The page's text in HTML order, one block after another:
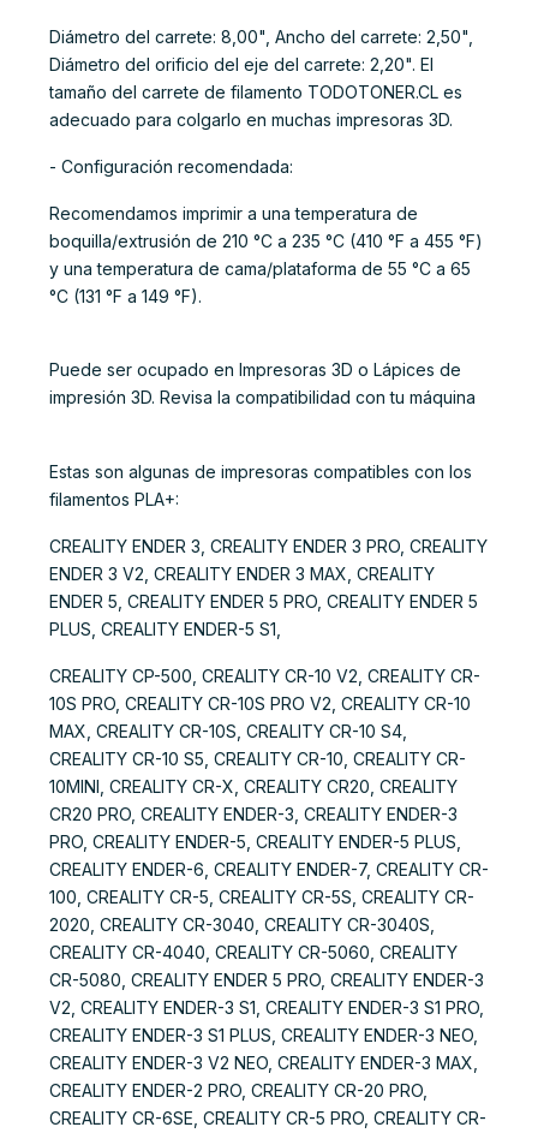
Diámetro del carrete: 8,00", Ancho del carrete: 2,50",
Diámetro del orificio del eje del carrete: 2,20". El
tamaño del carrete de filamento TODOTONER.CL es
adecuado para colgarlo en muchas impresoras 3D.
- Configuración recomendada:
Recomendamos imprimir a una temperatura de
boquilla/extrusión de 210 °C a 235 °C (410 °F a 455 °F)
y una temperatura de cama/plataforma de 55 °C a 65
°C (131 °F a 149 °F).
Puede ser ocupado en Impresoras 3D o Lápices de
impresión 3D. Revisa la compatibilidad con tu máquina
Estas son algunas de impresoras compatibles con los
filamentos PLA+:
CREALITY ENDER 3, CREALITY ENDER 3 PRO, CREALITY
ENDER 3 V2, CREALITY ENDER 3 MAX, CREALITY
ENDER 5, CREALITY ENDER 5 PRO, CREALITY ENDER 5
PLUS, CREALITY ENDER-5 S1,
CREALITY CP-500, CREALITY CR-10 V2, CREALITY CR-
10S PRO, CREALITY CR-10S PRO V2, CREALITY CR-10
MAX, CREALITY CR-10S, CREALITY CR-10 S4,
CREALITY CR-10 S5, CREALITY CR-10, CREALITY CR-
10MINI, CREALITY CR-X, CREALITY CR20, CREALITY
CR20 PRO, CREALITY ENDER-3, CREALITY ENDER-3
PRO, CREALITY ENDER-5, CREALITY ENDER-5 PLUS,
CREALITY ENDER-6, CREALITY ENDER-7, CREALITY CR-
100, CREALITY CR-5, CREALITY CR-5S, CREALITY CR-
2020, CREALITY CR-3040, CREALITY CR-3040S,
CREALITY CR-4040, CREALITY CR-5060, CREALITY
CR-5080, CREALITY ENDER 5 PRO, CREALITY ENDER-3
V2, CREALITY ENDER-3 S1, CREALITY ENDER-3 S1 PRO,
CREALITY ENDER-3 S1 PLUS, CREALITY ENDER-3 NEO,
CREALITY ENDER-3 V2 NEO, CREALITY ENDER-3 MAX,
CREALITY ENDER-2 PRO, CREALITY CR-20 PRO,
CREALITY CR-6SE, CREALITY CR-5 PRO, CREALITY CR-